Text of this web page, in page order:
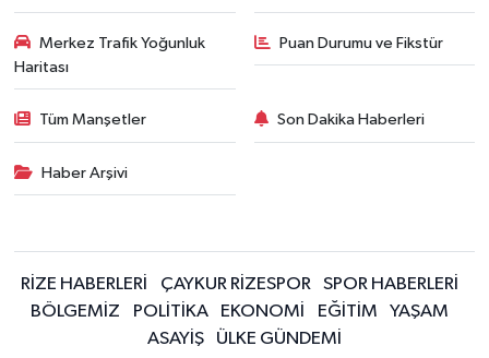
Merkez Trafik Yoğunluk
Haritası
Puan Durumu ve Fikstür
Tüm Manşetler Son Dakika Haberleri
Haber Arşivi
RİZE HABERLERİ ÇAYKUR RİZESPOR
SPOR HABERLERİ
BÖLGEMİZ
POLİTİKA EKONOMİ EĞİTİM
YAŞAM
ASAYİŞ
ÜLKE GÜNDEMİ